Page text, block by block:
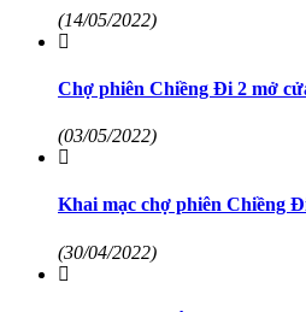
(14/05/2022)
Chợ phiên Chiềng Đi 2 mở
(03/05/2022)
Khai mạc chợ phiên Chiềng
(30/04/2022)